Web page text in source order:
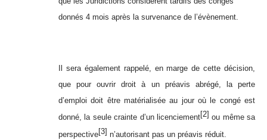
donnés 4 mois après la survenance de l’évènement.
Il sera également rappelé, en marge de cette décision,
que pour ouvrir droit à un préavis abrégé,
la perte
d’emploi doit être matérialisée au jour où le congé est
donné, la seule crainte d’un licenciement[2] ou même sa
perspective[3] n’autorisant pas un préavis réduit.